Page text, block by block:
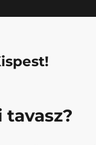
tavasz?